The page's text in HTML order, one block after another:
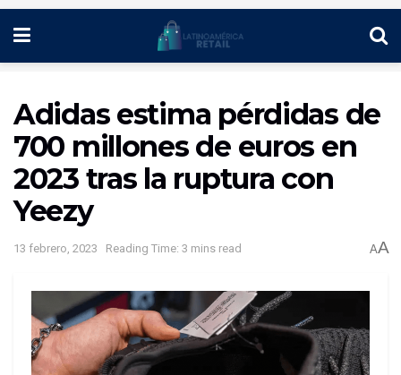
Adidas estima pérdidas de
700 millones de euros en
2023 tras la ruptura con
Yeezy
13 febrero, 2023 Reading Time: 3 mins read AA